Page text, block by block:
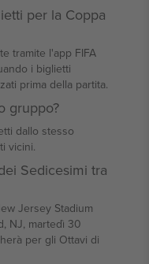
per la Coppa
tramite l'app FIFA
i biglietti
prima della partita.
gruppo?
dallo stesso
vicini.
Sedicesimi tra
Jersey Stadium
NJ, martedì 30
per gli Ottavi di